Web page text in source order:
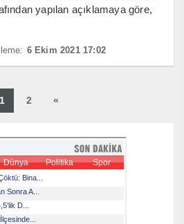
yapılan açıklamaya göre,
6 Ekim 2021 17:02
1 2 «